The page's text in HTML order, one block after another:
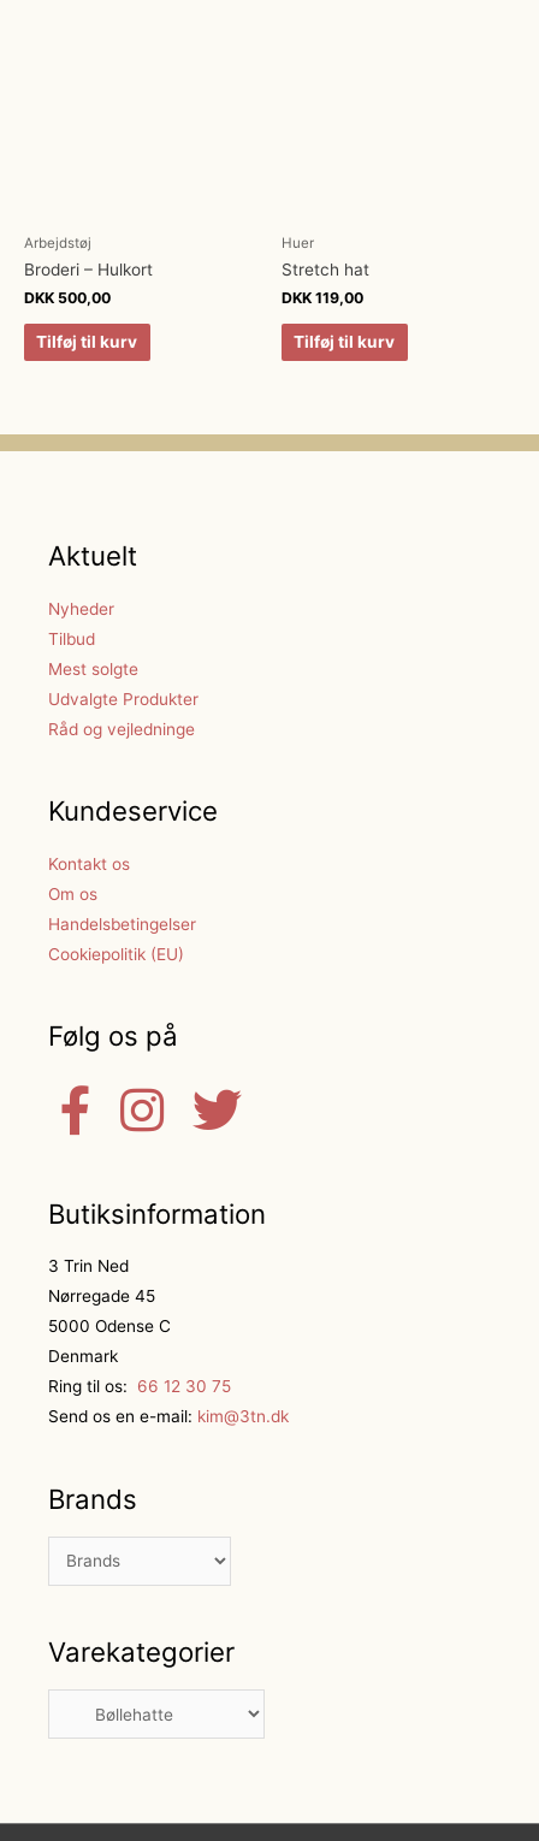
Arbejdstøj
Broderi – Hulkort
DKK 500,00
Tilføj til kurv
Huer
Stretch hat
DKK 119,00
Tilføj til kurv
Aktuelt
Nyheder
Tilbud
Mest solgte
Udvalgte Produkter
Råd og vejledninge
Kundeservice
Kontakt os
Om os
Handelsbetingelser
Cookiepolitik (EU)
Følg os på
Butiksinformation
3 Trin Ned
Nørregade 45
5000 Odense C
Denmark
Ring til os:
66 12 30 75
Send os en e-mail: kim@3tn.dk
Brands
Varekategorier